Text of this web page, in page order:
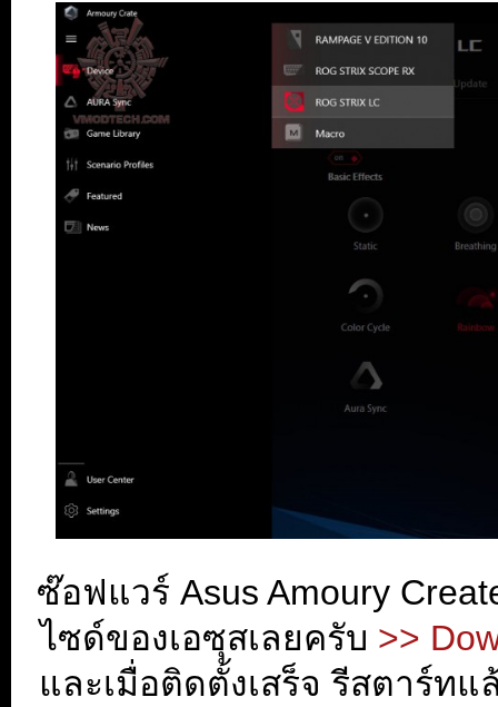
ซ๊อฟแวร์ Asus Amoury
ไซด์ของเอซุสเลยครับ >>
และเมื่อติดตั้งเสร็จ รีสตาร์ท